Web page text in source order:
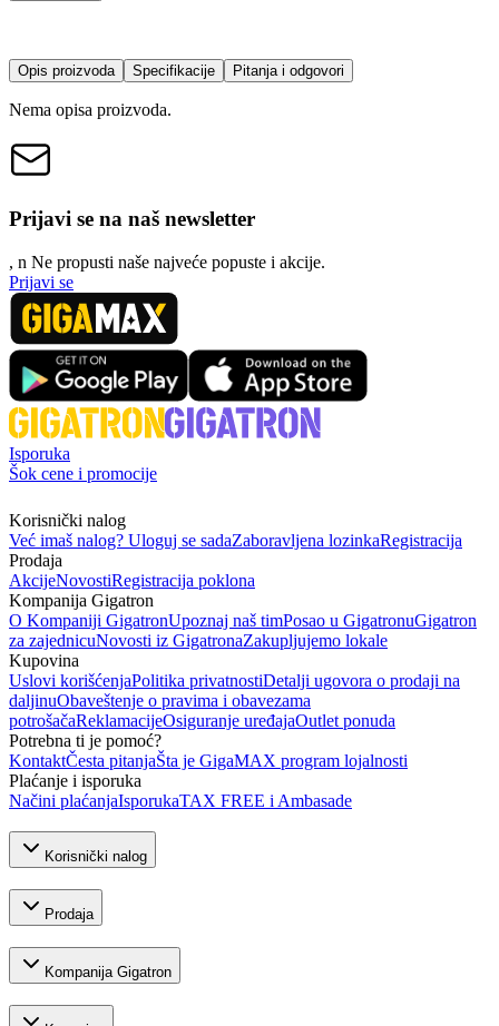
Opis proizvoda Specifikacije Pitanja i odgovori
Nema opisa proizvoda.
Prijavi se na naš newsletter
, n Ne propusti naše najveće popuste i akcije.
Prijavi se
Isporuka
Šok cene i promocije
Korisnički nalog
Već imaš nalog? Uloguj se sadaZaboravljena lozinkaRegistracija
Prodaja
AkcijeNovostiRegistracija poklona
Kompanija Gigatron
O Kompaniji GigatronUpoznaj naš timPosao u GigatronuGigatron
za zajednicuNovosti iz GigatronaZakupljujemo lokale
Kupovina
Uslovi korišćenjaPolitika privatnostiDetalji ugovora o prodaji na
daljinuObaveštenje o pravima i obavezama
potrošačaReklamacijeOsiguranje uređajaOutlet ponuda
Potrebna ti je pomoć?
KontaktČesta pitanjaŠta je GigaMAX program lojalnosti
Plaćanje i isporuka
Načini plaćanjaIsporukaTAX FREE i Ambasade
Korisnički nalog
Prodaja
Kompanija Gigatron